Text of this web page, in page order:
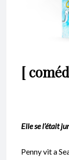
[
Elle se l’était
Penny vit a